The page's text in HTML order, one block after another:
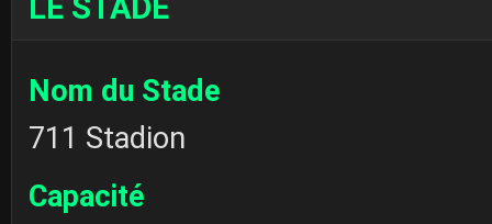
Nom du Stade
711 Stadion
Capacité